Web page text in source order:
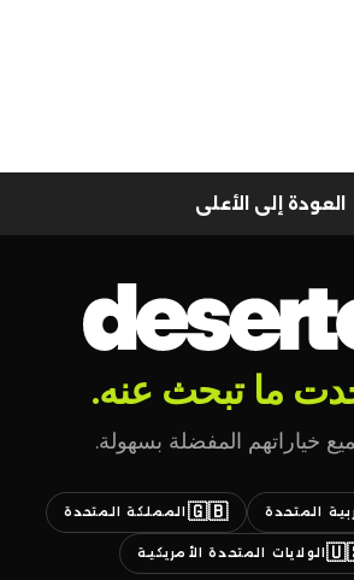
العودة إلى الأعلى
ما تبحث عنه.
خياراتهم المفضلة بسهولة.
المتحدة 🇬🇧 المملكة المتحدة
الولايات المتحدة الأمريكية